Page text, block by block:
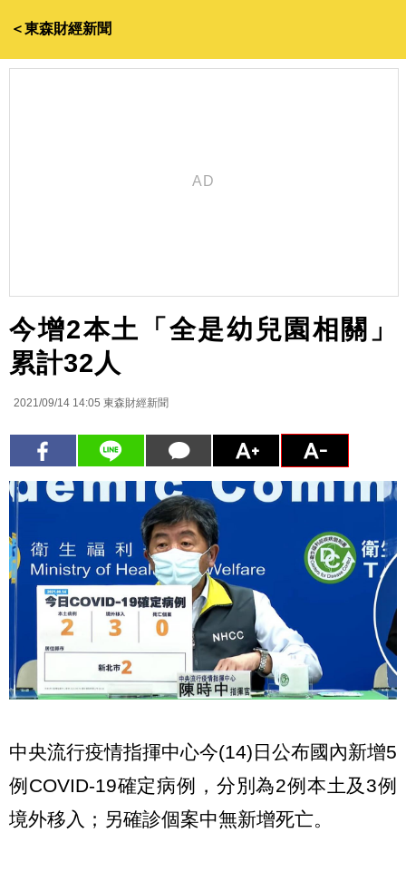
＜東森財經新聞
今增2本土「全是幼兒園相關」
累計32人
2021/09/14 14:05 東森財經新聞
中央流行疫情指揮中心今(14)日公布國內新增5
例COVID-19確定病例，分別為2例本土及3例
境外移入；另確診個案中無新增死亡。